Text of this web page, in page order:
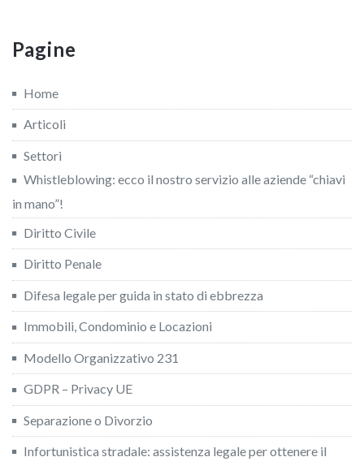
Pagine
Home
Articoli
Settori
Whistleblowing: ecco il nostro servizio alle aziende “chiavi
in mano”!
Diritto Civile
Diritto Penale
Difesa legale per guida in stato di ebbrezza
Immobili, Condominio e Locazioni
Modello Organizzativo 231
GDPR – Privacy UE
Separazione o Divorzio
Infortunistica stradale: assistenza legale per ottenere il